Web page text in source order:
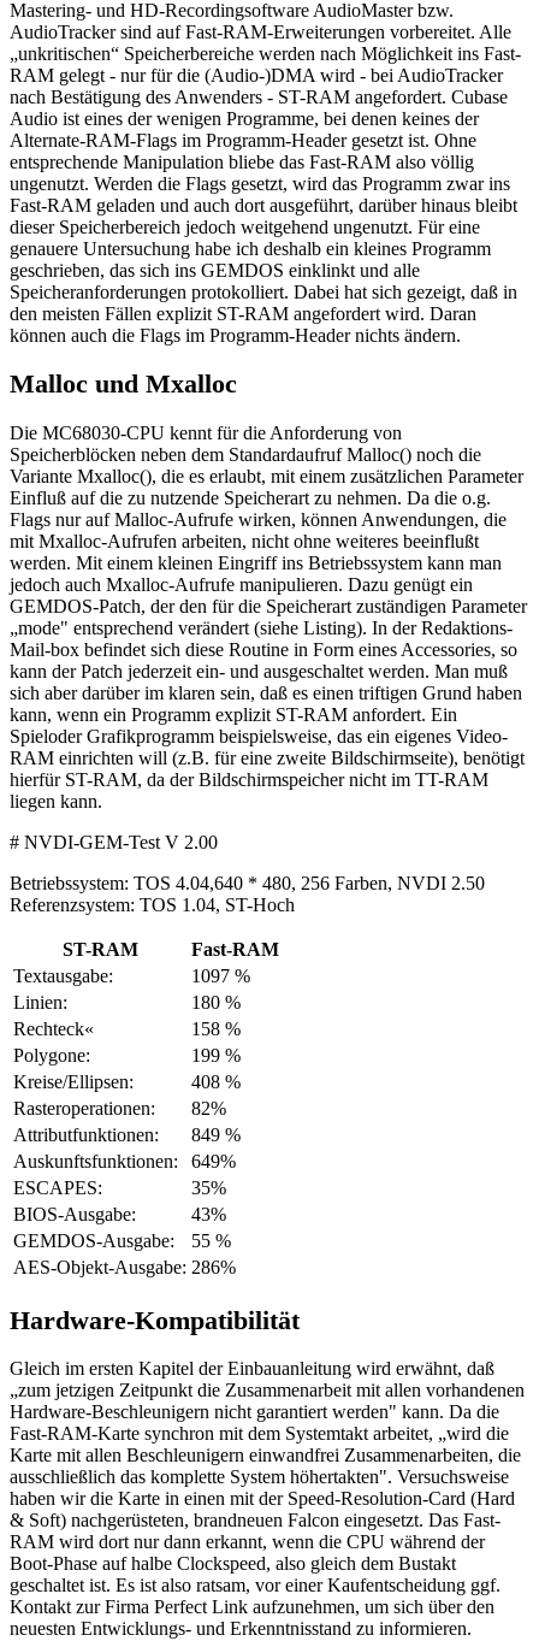
Mastering- und HD-Recordingsoftware AudioMaster bzw.
AudioTracker sind auf Fast-RAM-Erweiterungen vorbereitet. Alle
„unkritischen“ Speicherbereiche werden nach Möglichkeit ins Fast-
RAM gelegt - nur für die (Audio-)DMA wird - bei AudioTracker
nach Bestätigung des Anwenders - ST-RAM angefordert. Cubase
Audio ist eines der wenigen Programme, bei denen keines der
Alternate-RAM-Flags im Programm-Header gesetzt ist. Ohne
entsprechende Manipulation bliebe das Fast-RAM also völlig
ungenutzt. Werden die Flags gesetzt, wird das Programm zwar ins
Fast-RAM geladen und auch dort ausgeführt, darüber hinaus bleibt
dieser Speicherbereich jedoch weitgehend ungenutzt. Für eine
genauere Untersuchung habe ich deshalb ein kleines Programm
geschrieben, das sich ins GEMDOS einklinkt und alle
Speicheranforderungen protokolliert. Dabei hat sich gezeigt, daß in
den meisten Fällen explizit ST-RAM angefordert wird. Daran
können auch die Flags im Programm-Header nichts ändern.
Malloc und Mxalloc
Die MC68030-CPU kennt für die Anforderung von
Speicherblöcken neben dem Standardaufruf Malloc() noch die
Variante Mxalloc(), die es erlaubt, mit einem zusätzlichen Parameter
Einfluß auf die zu nutzende Speicherart zu nehmen. Da die o.g.
Flags nur auf Malloc-Aufrufe wirken, können Anwendungen, die
mit Mxalloc-Aufrufen arbeiten, nicht ohne weiteres beeinflußt
werden. Mit einem kleinen Eingriff ins Betriebssystem kann man
jedoch auch Mxalloc-Aufrufe manipulieren. Dazu genügt ein
GEMDOS-Patch, der den für die Speicherart zuständigen Parameter
„mode" entsprechend verändert (siehe Listing). In der Redaktions-
Mail-box befindet sich diese Routine in Form eines Accessories, so
kann der Patch jederzeit ein- und ausgeschaltet werden. Man muß
sich aber darüber im klaren sein, daß es einen triftigen Grund haben
kann, wenn ein Programm explizit ST-RAM anfordert. Ein
Spieloder Grafikprogramm beispielsweise, das ein eigenes Video-
RAM einrichten will (z.B. für eine zweite Bildschirmseite), benötigt
hierfür ST-RAM, da der Bildschirmspeicher nicht im TT-RAM
liegen kann.
# NVDI-GEM-Test V 2.00
Betriebssystem: TOS 4.04,640 * 480, 256 Farben, NVDI 2.50
Referenzsystem: TOS 1.04, ST-Hoch
ST-RAM
Fast-RAM
Textausgabe:
1097 %
Linien:
180 %
Rechteck«
158 %
Polygone:
199 %
Kreise/Ellipsen:
408 %
Rasteroperationen:
82%
Attributfunktionen:
849 %
Auskunftsfunktionen:
649%
ESCAPES:
35%
BIOS-Ausgabe:
43%
GEMDOS-Ausgabe:
55 %
AES-Objekt-Ausgabe: 286%
Hardware-Kompatibilität
Gleich im ersten Kapitel der Einbauanleitung wird erwähnt, daß
„zum jetzigen Zeitpunkt die Zusammenarbeit mit allen vorhandenen
Hardware-Beschleunigern nicht garantiert werden" kann. Da die
Fast-RAM-Karte synchron mit dem Systemtakt arbeitet, „wird die
Karte mit allen Beschleunigern einwandfrei Zusammenarbeiten, die
ausschließlich das komplette System höhertakten". Versuchsweise
haben wir die Karte in einen mit der Speed-Resolution-Card (Hard
& Soft) nachgerüsteten, brandneuen Falcon eingesetzt. Das Fast-
RAM wird dort nur dann erkannt, wenn die CPU während der
Boot-Phase auf halbe Clockspeed, also gleich dem Bustakt
geschaltet ist. Es ist also ratsam, vor einer Kaufentscheidung ggf.
Kontakt zur Firma Perfect Link aufzunehmen, um sich über den
neuesten Entwicklungs- und Erkenntnisstand zu informieren.